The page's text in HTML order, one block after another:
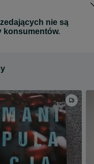
nie są
konsumentów.